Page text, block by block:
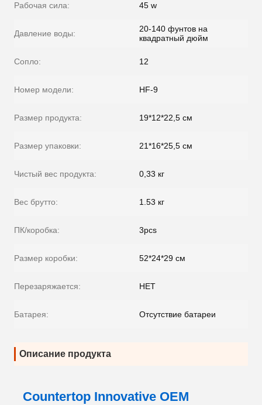
Рабочая сила: 45 w
Давление воды:
20-140 фунтов на
квадратный дюйм
Сопло: 12
Номер модели: HF-9
Размер продукта: 19*12*22,5 см
Размер упаковки: 21*16*25,5 см
Чистый вес продукта: 0,33 кг
Вес брутто: 1.53 кг
ПК/коробка: 3pcs
Размер коробки: 52*24*29 см
Перезаряжается: НЕТ
Батарея: Отсутствие батареи
Описание продукта
Countertop Innovative OEM